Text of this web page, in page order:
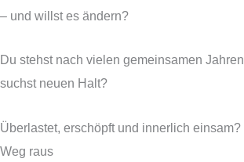
– und willst es ändern?
Du stehst nach vielen gemeinsamen
suchst neuen Halt?
Überlastet, erschöpft und innerlich
Weg raus